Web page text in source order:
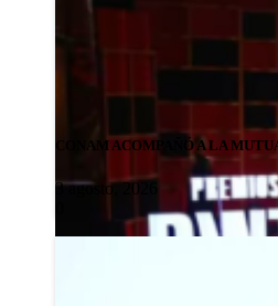
CONAM ACOMPAÑÓ A LA
3 agosto, 2026